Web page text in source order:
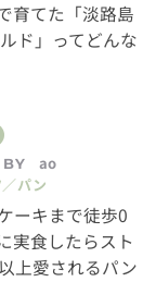
育てた「淡路島
ド」ってどんな
BY
ao
パン
ーキまで徒歩0
実食したらスト
上愛されるパン